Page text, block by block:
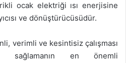
ocak elektriği ısı enerjisine
ve dönüştürücüsüdür.
verimli ve kesintisiz çalışması
sağlamanın en önemli